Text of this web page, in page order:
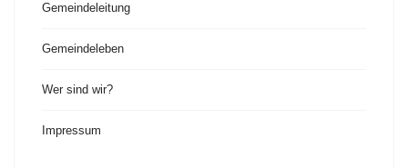
Gemeindeleitung
Gemeindeleben
Wer sind wir?
Impressum